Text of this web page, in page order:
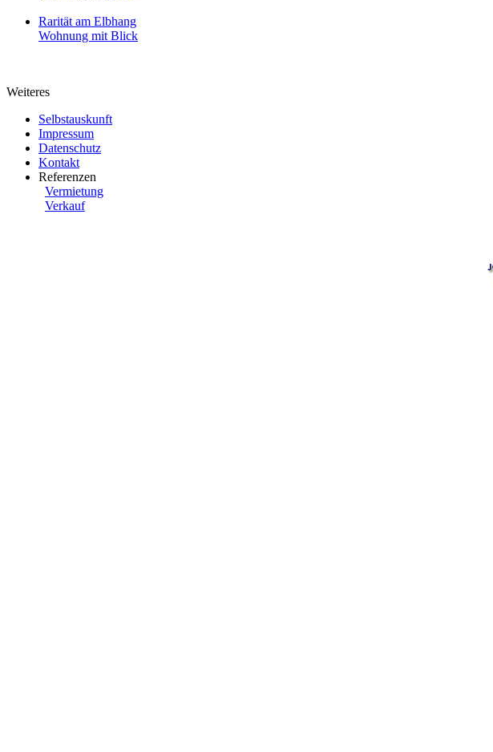
Rarität am Elbhang
Wohnung mit Blick
Weiteres
Selbstauskunft
Impressum
Datenschutz
Kontakt
Referenzen
Vermietung
Verkauf